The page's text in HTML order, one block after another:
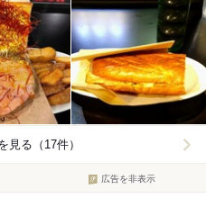
見る（17件）
広告を非表示